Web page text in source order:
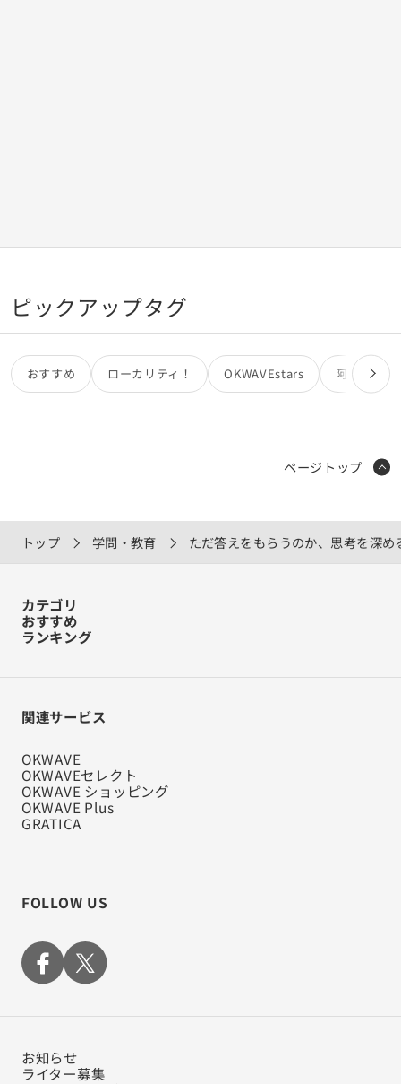
ピックアップタグ
おすすめ ローカリティ！ OKWAVEstars 阿部亮
トップ 学問・教育 ただ答えをもらうのか、思考を深
ページトップ
カテゴリ
おすすめ
ランキング
関連サービス
OKWAVE
OKWAVEセレクト
OKWAVE ショッピング
OKWAVE Plus
GRATICA
FOLLOW US
お知らせ
ライター募集